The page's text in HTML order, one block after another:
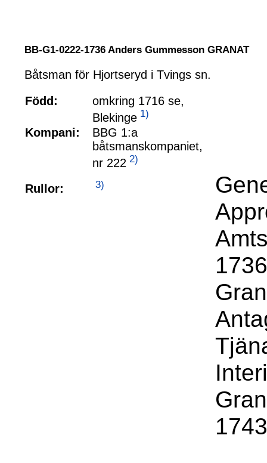
BB-G1-0222-1736 Anders Gummesson GRANAT
Båtsman för Hjortseryd i Tvings sn.
Född:
omkring 1716 se,
Blekinge 1)
Kompani:
BBG 1:a
båtsmanskompaniet,
nr 222 2)
Rullor: 3)